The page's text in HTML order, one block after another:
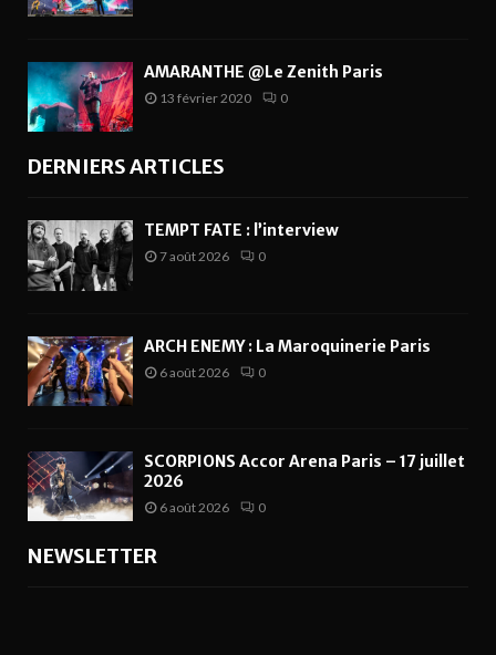
AMARANTHE @Le Zenith Paris
13 février 2020 0
DERNIERS ARTICLES
TEMPT FATE : l’interview
7 août 2026 0
ARCH ENEMY : La Maroquinerie Paris
6 août 2026 0
SCORPIONS Accor Arena Paris – 17 juillet
2026
6 août 2026 0
NEWSLETTER